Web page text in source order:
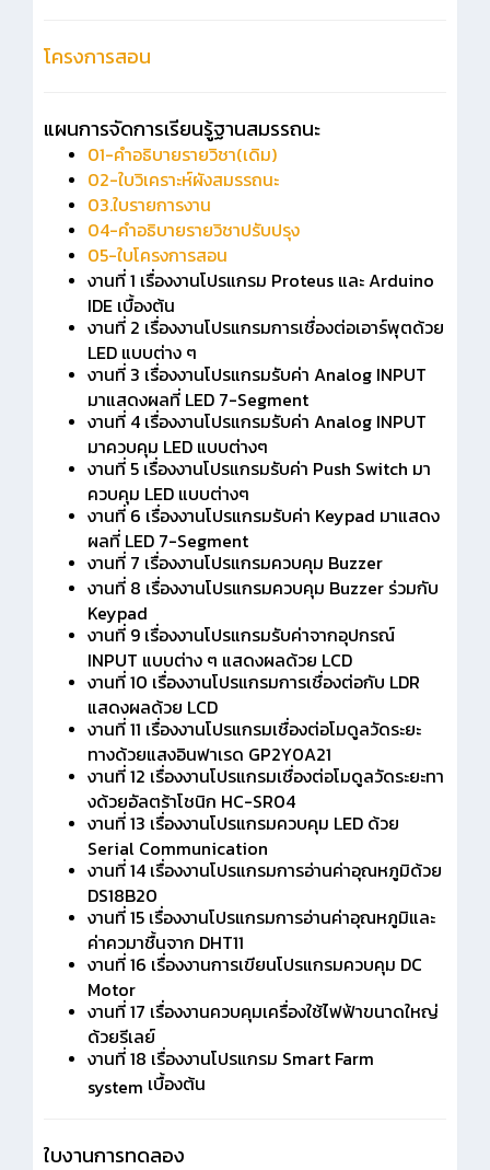
โครงการสอน
แผนการจัดการเรียนรู้ฐานสมรรถนะ
01-คำอธิบายรายวิชา(เดิม)
02-ใบวิเคราะห์ผังสมรรถนะ
03.ใบรายการงาน
04-คำอธิบายรายวิชาปรับปรุง
05-ใบโครงการสอน
งานที่ 1 เรื่องงานโปรแกรม Proteus และ Arduino
IDE เบื้องต้น
งานที่ 2 เรื่องงานโปรแกรมการเชื่องต่อเอาร์พุตด้วย
LED แบบต่าง ๆ
งานที่ 3 เรื่องงานโปรแกรมรับค่า Analog INPUT
มาแสดงผลที่ LED 7-Segment
งานที่ 4 เรื่องงานโปรแกรมรับค่า Analog INPUT
มาควบคุม LED แบบต่างๆ
งานที่ 5 เรื่องงานโปรแกรมรับค่า Push Switch มา
ควบคุม LED แบบต่างๆ
งานที่ 6 เรื่องงานโปรแกรมรับค่า Keypad มาแสดง
ผลที่ LED 7-Segment
งานที่ 7 เรื่องงานโปรแกรมควบคุม Buzzer
งานที่ 8 เรื่องงานโปรแกรมควบคุม Buzzer ร่วมกับ
Keypad
งานที่ 9 เรื่องงานโปรแกรมรับค่าจากอุปกรณ์
INPUT แบบต่าง ๆ แสดงผลด้วย LCD
งานที่ 10 เรื่องงานโปรแกรมการเชื่องต่อกับ LDR
แสดงผลด้วย LCD
งานที่ 11 เรื่องงานโปรแกรมเชื่องต่อโมดูลวัดระยะ
ทางด้วยแสงอินฟาเรด GP2Y0A21
งานที่ 12 เรื่องงานโปรแกรมเชื่องต่อโมดูลวัดระยะทา
งด้วยอัลตร้าโชนิก HC-SR04
งานที่ 13 เรื่องงานโปรแกรมควบคุม LED ด้วย
Serial Communication
งานที่ 14 เรื่องงานโปรแกรมการอ่านค่าอุณหภูมิด้วย
DS18B20
งานที่ 15 เรื่องงานโปรแกรมการอ่านค่าอุณหภูมิและ
ค่าควมาชื้นจาก DHT11
งานที่ 16 เรื่องงานการเขียนโปรแกรมควบคุม DC
Motor
งานที่ 17 เรื่องงานควบคุมเครื่องใช้ไฟฟ้าขนาดใหญ่
ด้วยรีเลย์
งานที่ 18 เรื่องงานโปรแกรม Smart Farm
system เบื้องต้น
ใบงานการทดลอง